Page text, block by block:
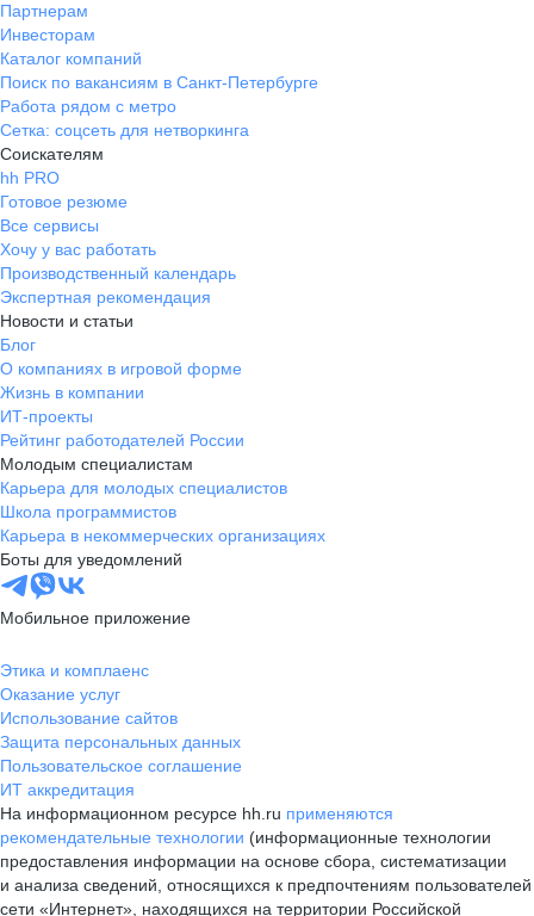
Партнерам
Инвесторам
Каталог компаний
Поиск по вакансиям в Санкт-Петербурге
Работа рядом с метро
Сетка: соцсеть для нетворкинга
Соискателям
hh PRO
Готовое резюме
Все сервисы
Хочу у вас работать
Производственный календарь
Экспертная рекомендация
Новости и статьи
Блог
О компаниях в игровой форме
Жизнь в компании
ИТ-проекты
Рейтинг работодателей России
Молодым специалистам
Карьера для молодых специалистов
Школа программистов
Карьера в некоммерческих организациях
Боты для уведомлений
Мобильное приложение
Этика и комплаенс
Оказание услуг
Использование сайтов
Защита персональных данных
Пользовательское соглашение
ИТ аккредитация
На информационном ресурсе hh.ru применяются
рекомендательные технологии (информационные технологии
предоставления информации на основе сбора, систематизации
и анализа сведений, относящихся к предпочтениям пользователей
сети «Интернет», находящихся на территории Российской